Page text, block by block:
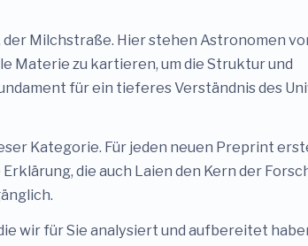
Milchstraße. Hier stehen Astronomen
Materie zu kartieren, um die Struktur und
für ein tieferes Verständnis des
Kategorie. Für jeden neuen Preprint
die auch Laien den Kern der
wir für Sie analysiert und aufbereitet